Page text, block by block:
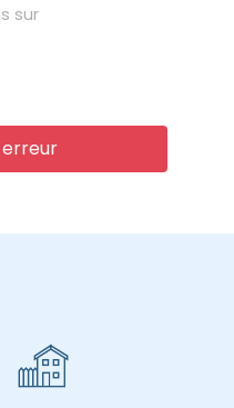
sur
erreur